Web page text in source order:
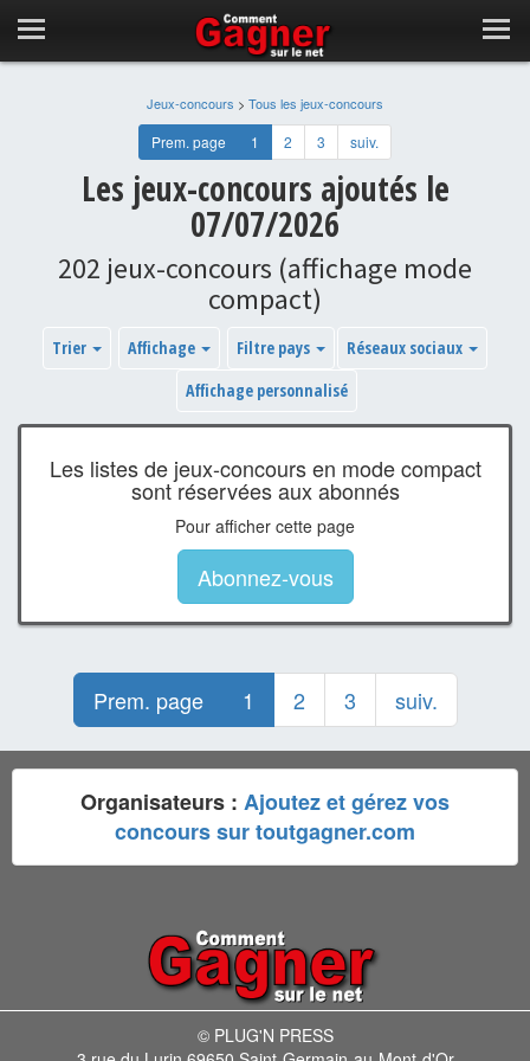
Jeux-concours > Tous les jeux-concours
Prem. page 1 2 3 suiv.
Les jeux-concours ajoutés le
07/07/2026
202 jeux-concours (affichage mode
compact)
Trier Affichage Filtre pays
Réseaux sociaux
Affichage personnalisé
Les listes de jeux-concours en mode compact
sont réservées aux abonnés
Pour afficher cette page
Abonnez-vous
Prem. page 1 2 3 suiv.
Organisateurs : Ajoutez et gérez vos
concours sur toutgagner.com
© PLUG'N PRESS